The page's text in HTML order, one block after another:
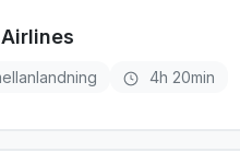
4h 20min